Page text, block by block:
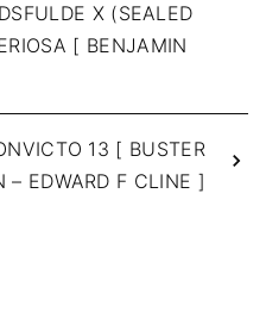
X (SEALED
[ BENJAMIN
13 [ BUSTER
– EDWARD F CLINE ]